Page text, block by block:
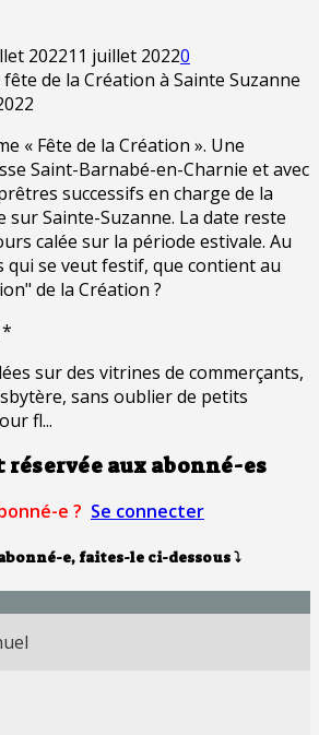
202211 juillet 20220
« Fête de la Création ». Une
Saint-Barnabé-en-Charnie et avec
successifs en charge de la
sur Sainte-Suzanne. La date reste
calée sur la période estivale. Au
qui se veut festif, que contient au
de la Création ?
sur des vitrines de commerçants,
sans oublier de petits
fl...
réservée aux abonné-es
e ? Se connecter
e, faites-le ci-dessous⤵